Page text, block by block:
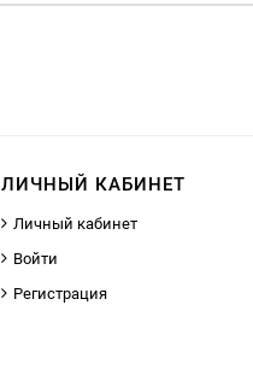
ЛИЧНЫЙ КАБИНЕТ
Личный кабинет
Войти
Регистрация